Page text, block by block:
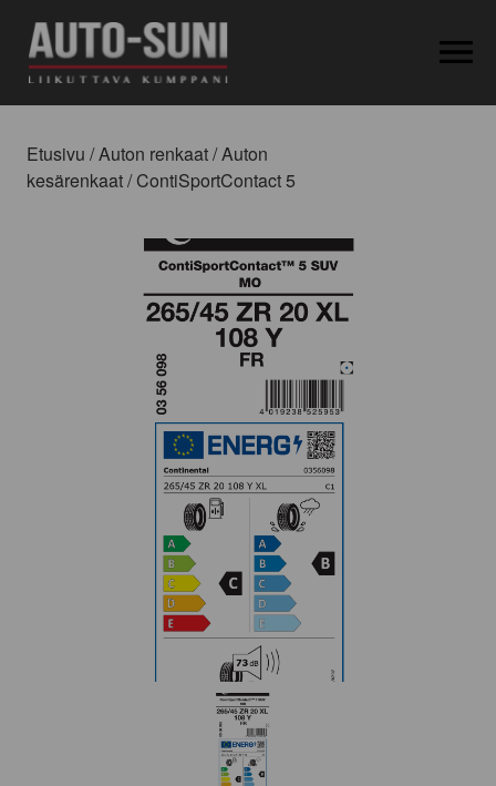
Etusivu /Auton renkaat/Auton
kesärenkaat/ ContiSportContact 5